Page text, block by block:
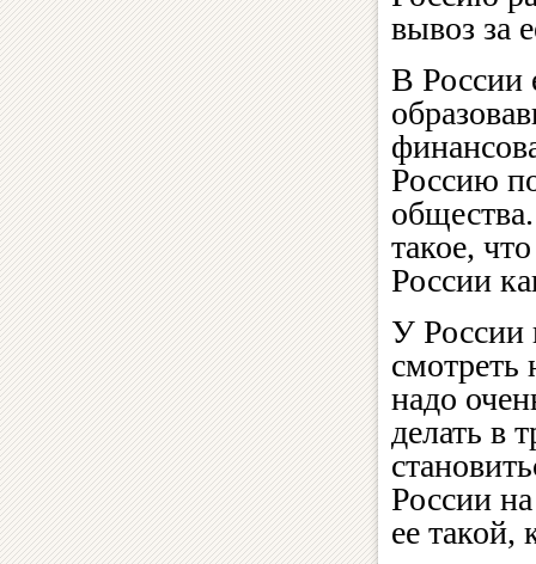
вывоз за
В России
Россию
такое,
России
У России
надо
делать в
России
ее такой,